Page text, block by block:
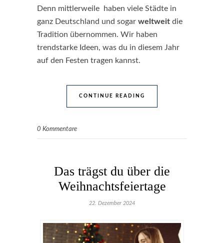
Denn mittlerweile haben viele Städte in
ganz Deutschland und sogar weltweit die
Tradition übernommen. Wir haben
trendstarke Ideen, was du in diesem Jahr
auf den Festen tragen kannst.
CONTINUE READING
0 Kommentare
Das trägst du über die
Weihnachtsfeiertage
22. Dezember 2024